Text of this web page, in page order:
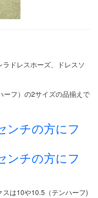
ドレスホーズ、ドレスソ
ーフ）の2サイズの品揃えで
ンチの方にフ
ンチの方にフ
は10や10.5（テンハーフ)